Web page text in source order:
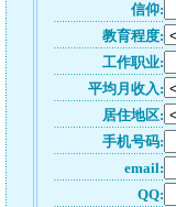
信仰:
教育程度:
工作职业:
平均月收入:
居住地区:
手机号码:
email:
QQ: